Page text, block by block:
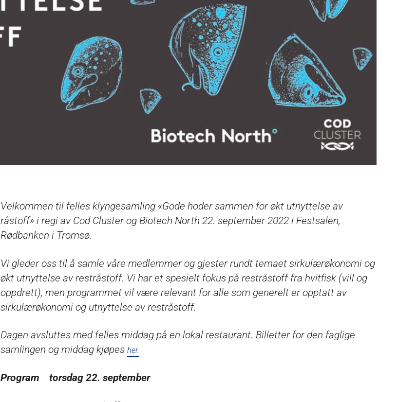
Velkommen til felles klyngesamling «Gode hoder sammen for økt utnyttelse av
råstoff» i regi av Cod Cluster og Biotech North 22. september 2022 i Festsalen,
Rødbanken i Tromsø.
Vi gleder oss til å samle våre medlemmer og gjester rundt temaet sirkulærøkonomi og
økt utnyttelse av restråstoff. Vi har et spesielt fokus på restråstoff fra hvitfisk (vill og
oppdrett), men programmet vil være relevant for alle som generelt er opptatt av
sirkulærøkonomi og utnyttelse av restråstoff.
Dagen avsluttes med felles middag på en lokal restaurant. Billetter for den faglige
samlingen og middag kjøpes her.
Program torsdag 22. september